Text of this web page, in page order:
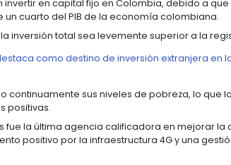
de Colombia en el Exterior (ICE) de
2,2% respecto al mismo periodo de
en Colombia durante el 2017
a 2016 (USD 44.889 millones). Las
(-0,2%); combustibles (-1,2%) y